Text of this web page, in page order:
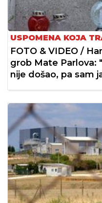
USPOMENA KOJA
FOTO & VIDEO /
grob Mate Parlova:
nije došao, pa sam